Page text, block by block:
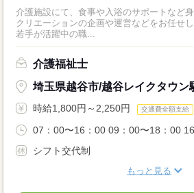
介護施設にて、食事や入浴のサポートなど
クリエーションの企画や運営などをお任せします。 ★20代
若手が活躍中の職...
介護福祉士
埼玉県越谷市/越谷レイクタウン
時給1,800円～2,250円 交通費全額支給
07：00〜16：00 09：00〜18：00 16
シフト交代制
もっと見る